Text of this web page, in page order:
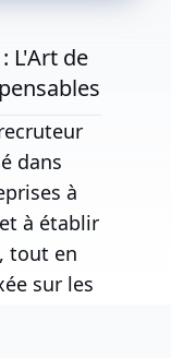
L'Art de
dans
à
à établir
tout en
sur les